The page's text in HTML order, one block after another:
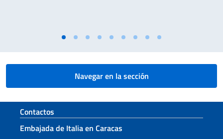
Navegar en la sección
Sezione footer
Contactos
Embajada de Italia en Caracas